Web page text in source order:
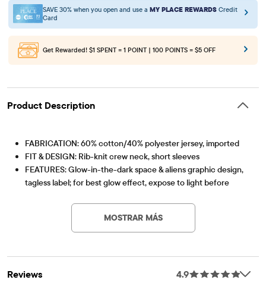
SAVE 30% when you open and use a MY PLACE REWARDS Credit
Card
Get Rewarded! $1 SPENT = 1 POINT | 100 POINTS = $5 OFF
Product Description
FABRICATION: 60% cotton/40% polyester jersey, imported
FIT & DESIGN: Rib-knit crew neck, short sleeves
FEATURES: Glow-in-the-dark space & aliens graphic design,
tagless label; for best glow effect, expose to light before
MOSTRAR MÁS
Reviews 4.9